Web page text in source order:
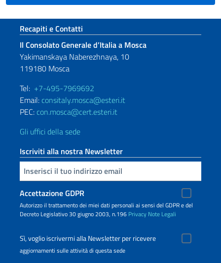
Sezione footer
Recapiti e Contatti
Il Consolato Generale d’Italia a Mosca
Yakimanskaya Naberezhnaya, 10
119180 Mosca
Tel: +7-495-7969692
Email: consitaly.mosca@esteri.it
PEC: con.mosca@cert.esteri.it
Gli uffici della sede
Iscriviti alla nostra Newsletter
Inserisci la tua email
Accettazione GDPR
Autorizzo il trattamento dei miei dati personali ai sensi del GDPR e del
Decreto Legislativo 30 giugno 2003, n.196 Privacy Note Legali
Sì, voglio iscrivermi alla Newsletter per ricevere
aggiornamenti sulle attività di questa sede